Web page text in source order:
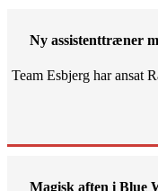
Ny assistenttræner
Team Esbjerg har ansat
Magisk aften i Blue